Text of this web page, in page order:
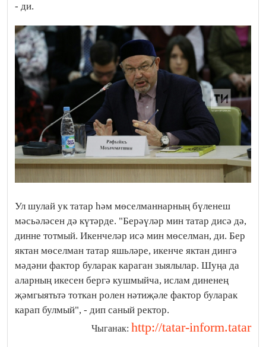
- ди.
Ул шулай ук татар һәм мөселманнарның бүленеш
мәсьәләсен дә күтәрде. "Берәүләр мин татар дисә дә,
динне тотмый. Икенчеләр исә мин мөселман, ди. Бер
яктан мөселман татар яшьләре, икенче яктан дингә
мәдәни фактор буларак караган зыялылар. Шуңа да
аларның икесен бергә кушмыйча, ислам диненең
җәмгыятьтә тоткан ролен нәтиҗәле фактор буларак
карап булмый", - дип саный ректор.
Чыганак: http://tatar-inform.tatar